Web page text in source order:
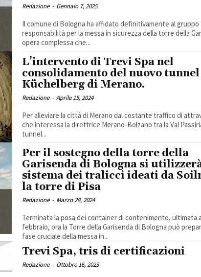
Redazione - Gennaio 7, 2025
Il comune di Bologna ha affidato definitivamente al gruppo
responsabilità per la messa in sicurezza della torre della
opera complessa che...
L’intervento di Trevi Spa nel
consolidamento del nuovo tunnel
Küchelberg di Merano.
Redazione - Aprile 15, 2024
Per alleviare la città di Merano dal costante traffico di
che interessa la direttrice Merano-Bolzano tra la Val
tunnel...
Per il sostegno della torre della
Garisenda di Bologna si
sistema dei tralicci ideati da
la torre di Pisa
Redazione - Marzo 28, 2024
Terminata la posa dei container di contenimento, ultimata
febbraio, ora la Torre della Garisenda di Bologna può
fase cruciale della messa in...
Trevi Spa, tris di certificazioni
Redazione - Ottobre 16, 2023